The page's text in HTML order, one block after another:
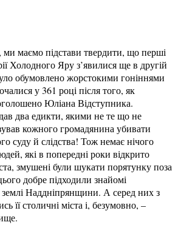
маємо підстави твердити, що перші
Холодного Яру з’явилися ще в другій
обумовлено жорстокими гоніннями
у 361 році після того, як
Юліана Відступника.
два едикти, якими не те що не
кожного громадянина убивати
суду й слідства! Тож немає нічого
які в попередні роки відкрито
змушені були шукати порятунку поза
добре підходили знайомі
Наддніпрянщини. А серед них з
її столичні міста і, безумовно, –